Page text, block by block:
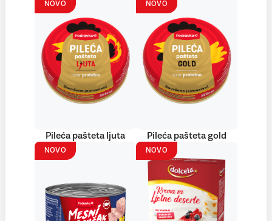
NOVO
Pileća pašteta ljuta
NOVO
Pileća pašteta gold
NOVO NOVO